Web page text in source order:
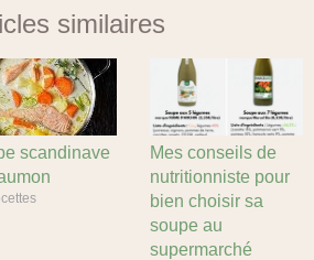
similaires
scandinave
Mes conseils de
nutritionniste pour
bien choisir sa
soupe au
supermarché